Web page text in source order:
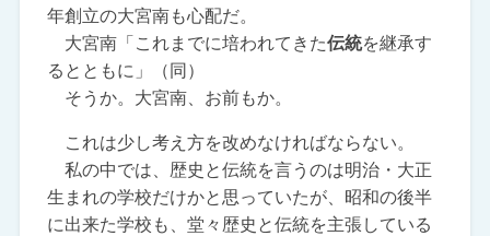
年創立の大宮南も心配だ。
大宮南「これまでに培われてきた伝統を継承す
るとともに」（同）
そうか。大宮南、お前もか。
これは少し考え方を改めなければならない。
私の中では、歴史と伝統を言うのは明治・大正
生まれの学校だけかと思っていたが、昭和の後半
に出来た学校も、堂々歴史と伝統を主張している